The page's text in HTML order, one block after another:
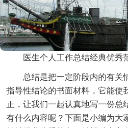
医生个人工作总结经典优秀
总结是把一定阶段内的有关
指导性结论的书面材料，它能使
正，让我们一起认真地写一份总
有什么内容呢？下面是小编为大